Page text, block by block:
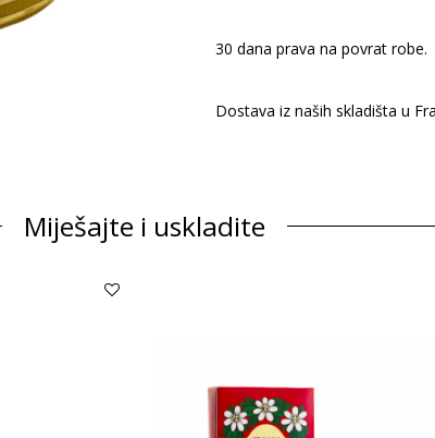
30 dana prava na povrat robe.
Dostava iz naših skladišta u
Miješajte i uskladite